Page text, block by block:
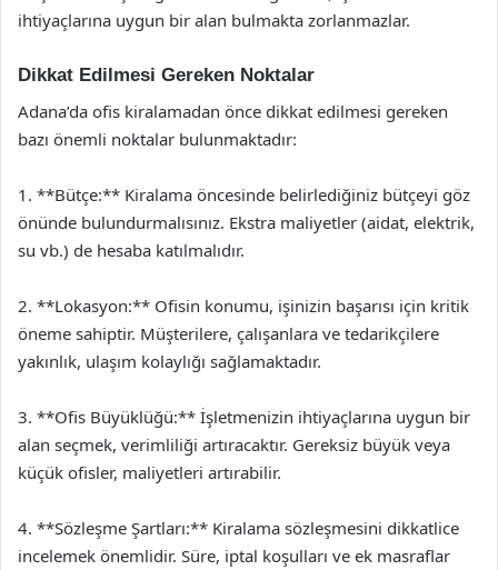
ihtiyaçlarına uygun bir alan bulmakta zorlanmazlar.
Dikkat Edilmesi Gereken Noktalar
Adana’da ofis kiralamadan önce dikkat edilmesi gereken
bazı önemli noktalar bulunmaktadır:
1. **Bütçe:** Kiralama öncesinde belirlediğiniz bütçeyi göz
önünde bulundurmalısınız. Ekstra maliyetler (aidat, elektrik,
su vb.) de hesaba katılmalıdır.
2. **Lokasyon:** Ofisin konumu, işinizin başarısı için kritik
öneme sahiptir. Müşterilere, çalışanlara ve tedarikçilere
yakınlık, ulaşım kolaylığı sağlamaktadır.
3. **Ofis Büyüklüğü:** İşletmenizin ihtiyaçlarına uygun bir
alan seçmek, verimliliği artıracaktır. Gereksiz büyük veya
küçük ofisler, maliyetleri artırabilir.
4. **Sözleşme Şartları:** Kiralama sözleşmesini dikkatlice
incelemek önemlidir. Süre, iptal koşulları ve ek masraflar